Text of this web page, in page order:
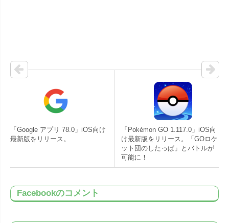
「Google アプリ 78.0」iOS向け
最新版をリリース。
「Pokémon GO 1.117.0」iOS向
け最新版をリリース。「GOロケ
ット団のしたっぱ」とバトルが
可能に！
Facebookのコメント